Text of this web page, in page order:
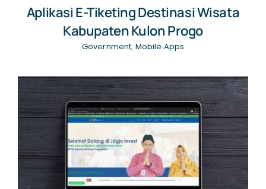
Aplikasi E-Tiketing Destinasi Wisata
Kabupaten Kulon Progo
Government, Mobile Apps